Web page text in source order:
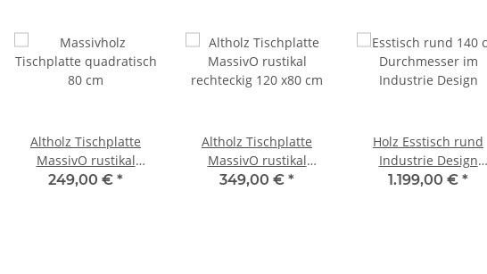
Altholz Tischplatte
MassivO rustikal
quadratisch 80 cm
249,00 € *
Altholz Tischplatte
MassivO rustikal
rechteckig 120 x80 cm
349,00 € *
Holz Esstisch rund
Industrie Design
MassivO 140 cm
1.199,00 € *